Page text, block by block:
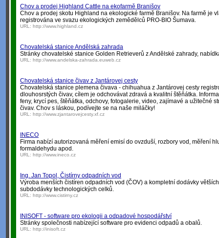
Chov a prodej Highland Cattle na ekofarmě Branišov
Chov a prodej skotu Highland na ekologické farmě Branišov. Na farmě je
registrována ve svazu ekologických zemědělců PRO-BIO Šumava.
URL: http://www.highland.cz
Chovatelská stanice Andělská zahrada
Stránky chovatelské stanice Golden Retrieverů z Andělské zahrady,
URL: http://www.andelska-zahrada.euweb.cz
Chovatelská stanice čivav z Jantárovej cesty
Chovatelská stanice plemena čivava - chihuahua z Jantárovej cesty
dlouhosrstých čivav, cílem je odchovávat zdravá a kvalitní štěňátka.
feny, krycí pes, štěňátka, odchovy, fotogalerie, video, zajímavé a užitečné
čivav. Chov s láskou, podívejte se na naše miláčky!
URL: http://www.zjantarovejcesty.xf.cz
INECO
Firma nabízí autorizovaná měření emisí do ovzduší, rozbory vod, měření
formaldehydu apod.
URL: http://www.ineco.cz
Ing. Jan Topol, Čistírny odpadních vod
Výroba menších čistíren odpadních vod (ČOV) a kompletní dodávky
subdodávky technologických celků.
URL: http://www.cistirny.cz
INISOFT - software pro ekologii a odpadové hospodářství
Stránky společnosti nabízející software pro evidenci odpadů a obalů.
URL: http://inisoft.cz